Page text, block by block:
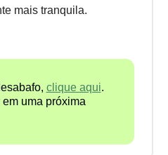
mais tranquila.
clique aqui.
uma próxima